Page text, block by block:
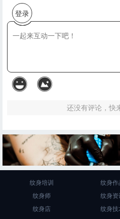
登录
还没有评论，快
纹身培训
纹身师
纹身店
纹身作
纹身资
纹身技